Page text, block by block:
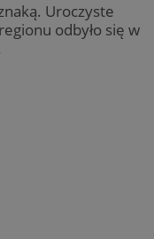
Uroczyste
odbyło się w